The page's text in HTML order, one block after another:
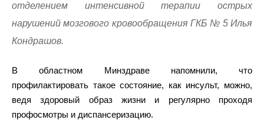
отделением интенсивной терапии острых
нарушений мозгового кровообращения ГКБ № 5 Илья
Кондрашов.
В областном Минздраве напомнили, что
профилактировать такое состояние, как инсульт, можно,
ведя здоровый образ жизни и регулярно проходя
профосмотры и диспансеризацию.